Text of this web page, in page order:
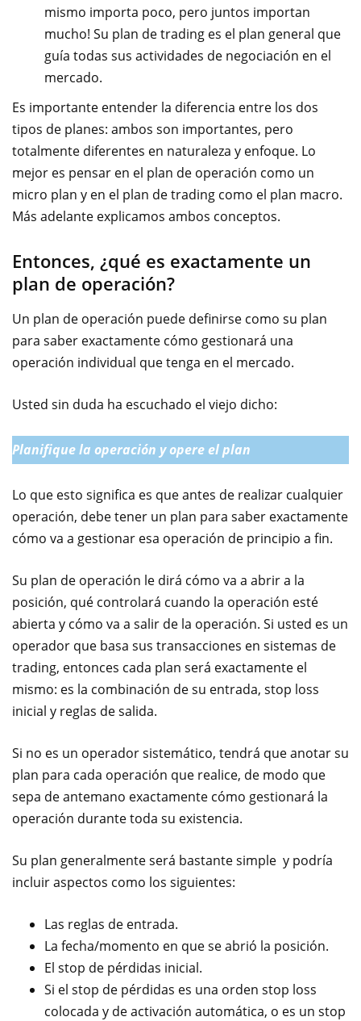
mismo importa poco, pero juntos importan
mucho! Su plan de trading es el plan general que
guía todas sus actividades de negociación en el
mercado.
Es importante entender la diferencia entre los dos
tipos de planes: ambos son importantes, pero
totalmente diferentes en naturaleza y enfoque. Lo
mejor es pensar en el plan de operación como un
micro plan y en el plan de trading como el plan macro.
Más adelante explicamos ambos conceptos.
Entonces, ¿qué es exactamente un
plan de operación?
Un plan de operación puede definirse como su plan
para saber exactamente cómo gestionará una
operación individual que tenga en el mercado.
Usted sin duda ha escuchado el viejo dicho:
Planifique la operación y opere el plan
Lo que esto significa es que antes de realizar cualquier
operación, debe tener un plan para saber exactamente
cómo va a gestionar esa operación de principio a fin.
Su plan de operación le dirá cómo va a abrir a la
posición, qué controlará cuando la operación esté
abierta y cómo va a salir de la operación. Si usted es un
operador que basa sus transacciones en sistemas de
trading, entonces cada plan será exactamente el
mismo: es la combinación de su entrada, stop loss
inicial y reglas de salida.
Si no es un operador sistemático, tendrá que anotar su
plan para cada operación que realice, de modo que
sepa de antemano exactamente cómo gestionará la
operación durante toda su existencia.
Su plan generalmente será bastante simple y podría
incluir aspectos como los siguientes:
Las reglas de entrada.
La fecha/momento en que se abrió la posición.
El stop de pérdidas inicial.
Si el stop de pérdidas es una orden stop loss
colocada y de activación automática, o es un stop